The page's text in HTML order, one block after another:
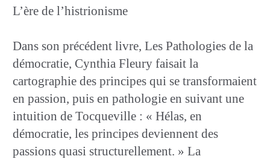
L’ère de l’histrionisme
Dans son précédent livre, Les Pathologies de la
démocratie, Cynthia Fleury faisait la
cartographie des principes qui se transformaient
en passion, puis en pathologie en suivant une
intuition de Tocqueville : « Hélas, en
démocratie, les principes deviennent des
passions quasi structurellement. » La